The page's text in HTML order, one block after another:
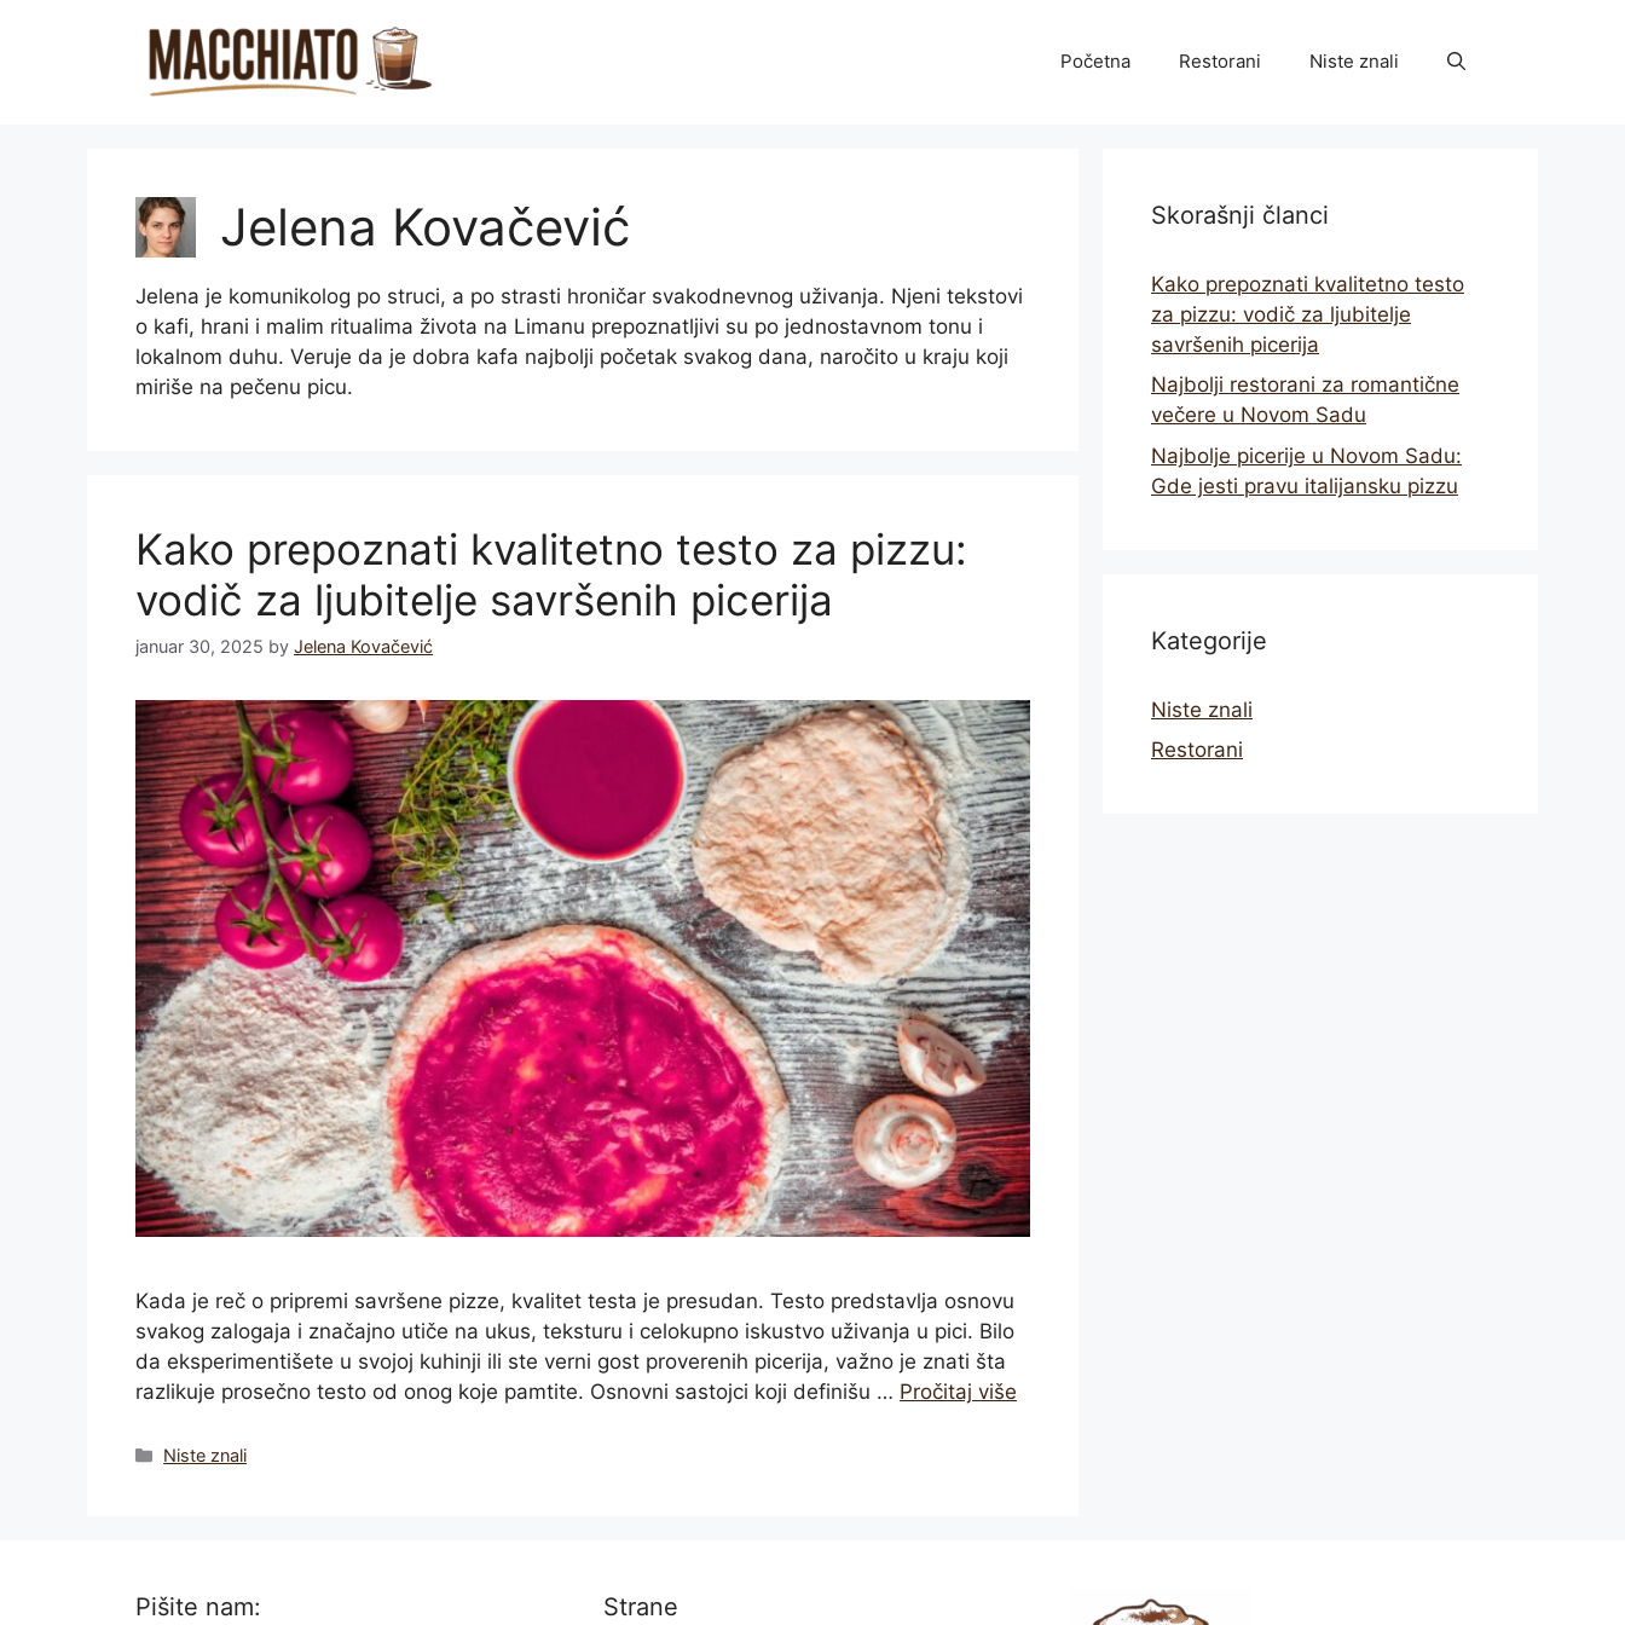
Početna Restorani Niste znali
Jelena Kovačević
Jelena je komunikolog po struci, a po strasti hroničar svakodnevnog uživanja. Njeni tekstovi
o kafi, hrani i malim ritualima života na Limanu prepoznatljivi su po jednostavnom tonu i
lokalnom duhu. Veruje da je dobra kafa najbolji početak svakog dana, naročito u kraju koji
miriše na pečenu picu.
Kako prepoznati kvalitetno testo za pizzu:
vodič za ljubitelje savršenih picerija
januar 30, 2025 by Jelena Kovačević
Kada je reč o pripremi savršene pizze, kvalitet testa je presudan. Testo predstavlja osnovu
svakog zalogaja i značajno utiče na ukus, teksturu i celokupno iskustvo uživanja u pici. Bilo
da eksperimentišete u svojoj kuhinji ili ste verni gost proverenih picerija, važno je znati šta
razlikuje prosečno testo od onog koje pamtite. Osnovni sastojci koji definišu … Pročitaj više
Categories
Niste znali
Skorašnji članci
Kako prepoznati kvalitetno testo
za pizzu: vodič za ljubitelje
savršenih picerija
Najbolji restorani za romantične
večere u Novom Sadu
Najbolje picerije u Novom Sadu:
Gde jesti pravu italijansku pizzu
Kategorije
Niste znali
Restorani
Pišite nam: Strane